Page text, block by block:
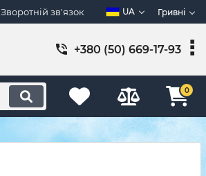
Зворотній зв'язок UA Гривні
+380 (50) 669-17-93
0